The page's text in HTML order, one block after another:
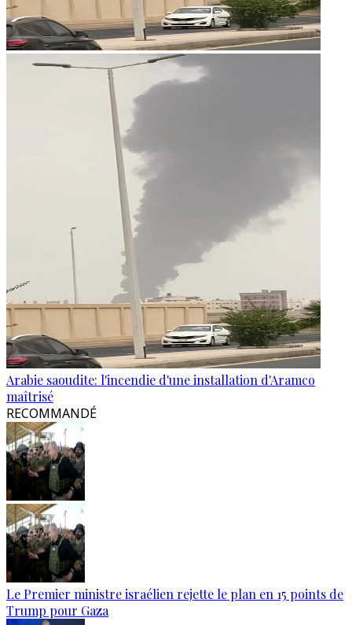
Arabie saoudite: l'incendie d'une installation d'Aramco
maîtrisé
RECOMMANDÉ
Le Premier ministre israélien rejette le plan en 15 points de
Trump pour Gaza